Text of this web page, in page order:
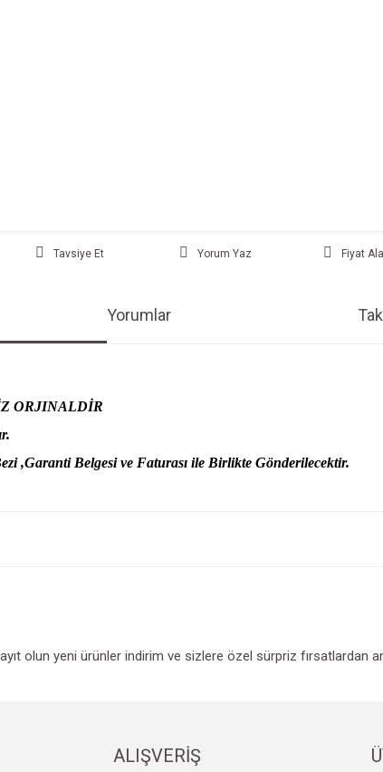
Tavsiye Et Yorum Yaz Fiyat
Yorumlar
ORJINALDİR
,Garanti Belgesi ve Faturası ile Birlikte Gönderilecektir.
alternatifler olmalı.
olun yeni ürünler indirim ve sizlere özel sürpriz fırsatlardan
ALIŞVERİŞ